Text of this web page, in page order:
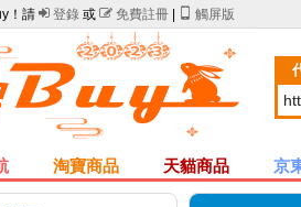
！請  登錄 或  免費註冊 觸屏版
淘寶商品 天貓商品 京